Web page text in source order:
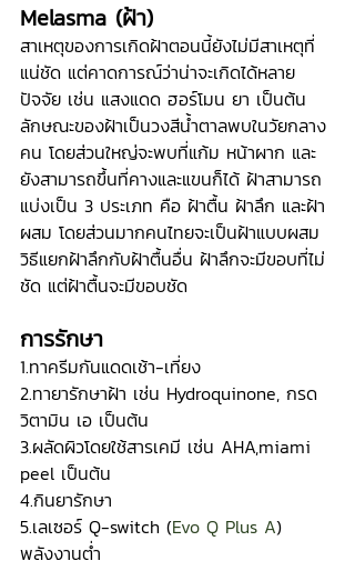
Melasma (ฝ้า)
สาเหตุของการเกิดฝ้าตอนนี้ยังไม่มีสาเหตุที่
แน่ชัด แต่คาดการณ์ว่าน่าจะเกิดได้หลาย
ปัจจัย เช่น แสงแดด ฮอร์โมน ยา เป็นต้น
ลักษณะของฝ้าเป็นวงสีน้ำตาลพบในวัยกลาง
คน โดยส่วนใหญ่จะพบที่แก้ม หน้าผาก และ
ยังสามารถขึ้นที่คางและแขนก็ได้ ฝ้าสามารถ
แบ่งเป็น 3 ประเภท คือ ฝ้าตื้น ฝ้าลึก และฝ้า
ผสม โดยส่วนมากคนไทยจะเป็นฝ้าแบบผสม
วิธีแยกฝ้าลึกกับฝ้าตื้นอื่น ฝ้าลึกจะมีขอบที่ไม่
ชัด แต่ฝ้าตื้นจะมีขอบชัด
การรักษา
1.ทาครีมกันแดดเช้า-เที่ยง
2.ทายารักษาฝ้า เช่น Hydroquinone, กรด
วิตามิน เอ เป็นต้น
3.ผลัดผิวโดยใช้สารเคมี เช่น AHA,miami
peel เป็นต้น
4.กินยารักษา
5.เลเซอร์ Q-switch (Evo Q Plus A)
พลังงานต่ำ